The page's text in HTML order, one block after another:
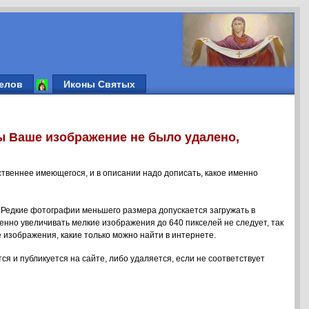
Иконы Святых
Ваше изображение не было удалено,
имеющегося, и в описании надо дописать, какое именно
фотографии меньшего размера допускается загружать в
увеличивать мелкие изображения до 640 пикселей не следует, так
какие только можно найти в интернете.
и публикуется на сайте, либо удаляется, если не соответствует